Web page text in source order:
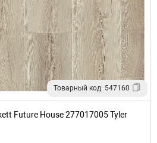
Товарный код: 547160
Future House 277017005 Tyler